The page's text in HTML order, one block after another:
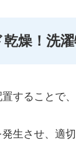
燥！洗
することで
生させ、適